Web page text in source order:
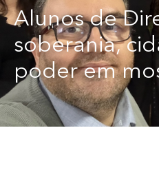
Alunos de
soberania,
poder em